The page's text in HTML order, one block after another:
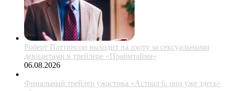
Роберт Паттинсон выходит на охоту за сексуальными
девиантами в трейлере «Праймтайма»
06.08.2026
Финальный трейлер ужастика «Астрал 6: они уже здесь»